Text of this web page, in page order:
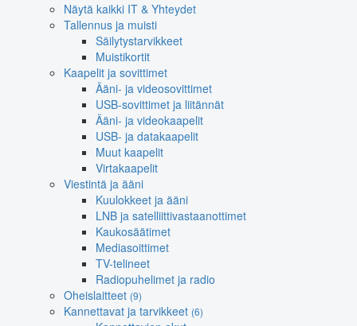
Näytä kaikki IT & Yhteydet
Tallennus ja muisti
Säilytystarvikkeet
Muistikortit
Kaapelit ja sovittimet
Ääni- ja videosovittimet
USB-sovittimet ja liitännät
Ääni- ja videokaapelit
USB- ja datakaapelit
Muut kaapelit
Virtakaapelit
Viestintä ja ääni
Kuulokkeet ja ääni
LNB ja satelliittivastaanottimet
Kaukosäätimet
Mediasoittimet
TV-telineet
Radiopuhelimet ja radio
Oheislaitteet (9)
Kannettavat ja tarvikkeet (6)